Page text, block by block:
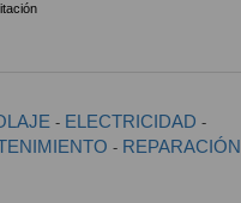
- ELECTRICIDAD -
- REPARACIÓN